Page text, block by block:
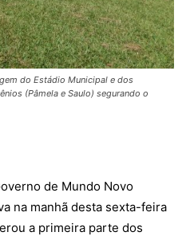
do Estádio Municipal e dos
(Pâmela e Saulo) segurando o
de Mundo Novo
na manhã desta sexta-feira
a primeira parte dos